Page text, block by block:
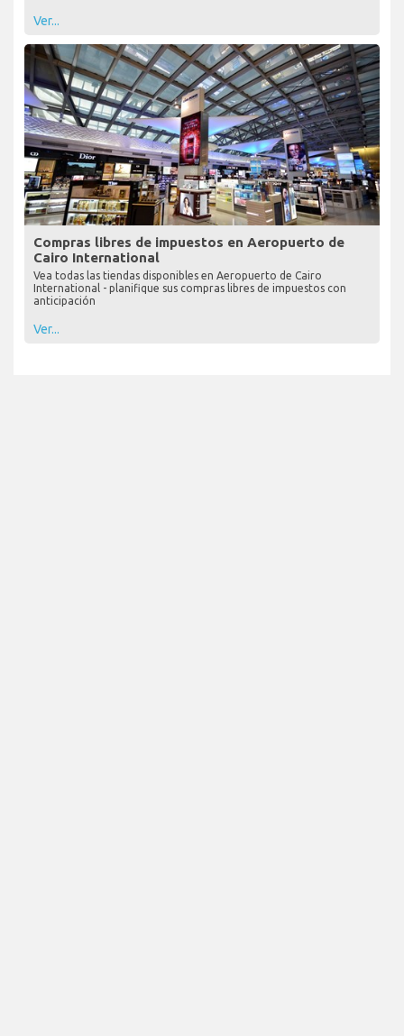
Ver...
Compras libres de impuestos en Aeropuerto de
Cairo International
Vea todas las tiendas disponibles en Aeropuerto de Cairo
International - planifique sus compras libres de impuestos con
anticipación
Ver...